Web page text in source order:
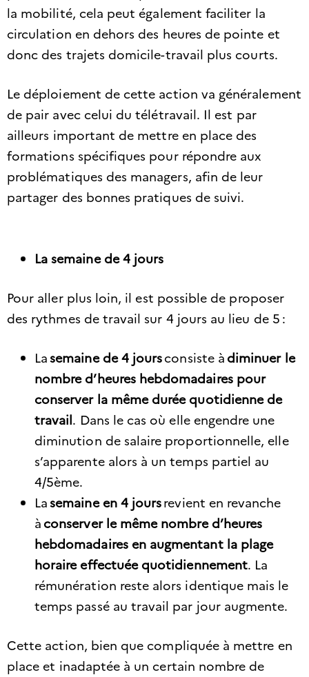
la mobilité, cela peut également faciliter la
circulation en dehors des heures de pointe et
donc des trajets domicile-travail plus courts.
Le déploiement de cette action va généralement
de pair avec celui du télétravail. Il est par
ailleurs important de mettre en place des
formations spécifiques pour répondre aux
problématiques des managers, afin de leur
partager des bonnes pratiques de suivi.
La semaine de 4 jours
Pour aller plus loin, il est possible de proposer
des rythmes de travail sur 4 jours au lieu de 5 :
Lasemaine de 4 joursconsiste à diminuer le
nombre d’heures hebdomadaires pour
conserver la même durée quotidienne de
travail. Dans le cas où elle engendre une
diminution de salaire proportionnelle, elle
s’apparente alors à un temps partiel au
4/5ème.
Lasemaine en 4 joursrevient en revanche
à conserver le même nombre d’heures
hebdomadaires en augmentant la plage
horaire effectuée quotidiennement. La
rémunération reste alors identique mais le
temps passé au travail par jour augmente.
Cette action, bien que compliquée à mettre en
place et inadaptée à un certain nombre de